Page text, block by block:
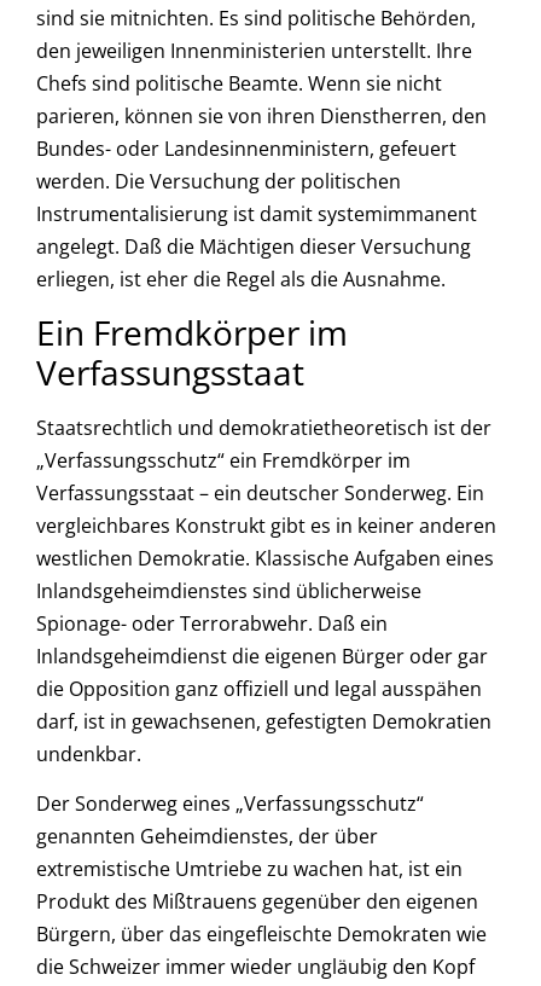
sind sie mitnichten. Es sind politische Behörden,
den jeweiligen Innenministerien unterstellt. Ihre
Chefs sind politische Beamte. Wenn sie nicht
parieren, können sie von ihren Dienstherren, den
Bundes- oder Landesinnenministern, gefeuert
werden. Die Versuchung der politischen
Instrumentalisierung ist damit systemimmanent
angelegt. Daß die Mächtigen dieser Versuchung
erliegen, ist eher die Regel als die Ausnahme.
Ein Fremdkörper im
Verfassungsstaat
Staatsrechtlich und demokratietheoretisch ist der
„Verfassungsschutz“ ein Fremdkörper im
Verfassungsstaat – ein deutscher Sonderweg. Ein
vergleichbares Konstrukt gibt es in keiner anderen
westlichen Demokratie. Klassische Aufgaben eines
Inlandsgeheimdienstes sind üblicherweise
Spionage- oder Terrorabwehr. Daß ein
Inlandsgeheimdienst die eigenen Bürger oder gar
die Opposition ganz offiziell und legal ausspähen
darf, ist in gewachsenen, gefestigten Demokratien
undenkbar.
Der Sonderweg eines „Verfassungsschutz“
genannten Geheimdienstes, der über
extremistische Umtriebe zu wachen hat, ist ein
Produkt des Mißtrauens gegenüber den eigenen
Bürgern, über das eingefleischte Demokraten wie
die Schweizer immer wieder ungläubig den Kopf